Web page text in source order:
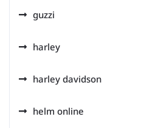
guzzi
harley
harley davidson
helm online